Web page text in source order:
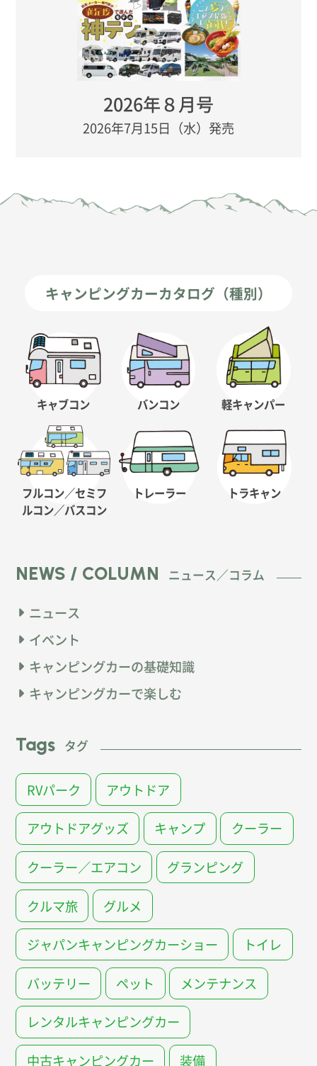
2026年８月号
2026年7月15日（水）発売
キャンピングカーカタログ（種別）
キャブコン バンコン 軽キャンパー
フルコン／セミフ
ルコン／バスコン
トレーラー トラキャン
NEWS / COLUMN ニュース／コラム
ニュース
イベント
キャンピングカーの基礎知識
キャンピングカーで楽しむ
Tags タグ
RVパーク アウトドア
アウトドアグッズ キャンプ クーラー
クーラー／エアコン グランピング
クルマ旅 グルメ
ジャパンキャンピングカーショー トイレ
バッテリー ペット メンテナンス
レンタルキャンピングカー
中古キャンピングカー 装備